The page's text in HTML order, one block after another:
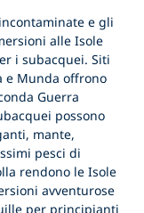
e gli
alle Isole
i subacquei. Siti
e Munda offrono
Guerra
possono
mante,
pesci di
rendono le Isole
avventurose
per principianti